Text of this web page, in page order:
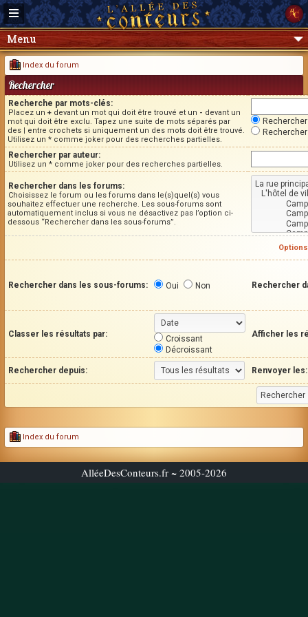
Menu
Index du forum
Rechercher
Recherche par mots-clés:
Placez un + devant un mot qui doit être trouvé et un - devant un
mot qui doit être exclu. Tapez une suite de mots séparés par
des | entre crochets si uniquement un des mots doit être trouvé.
Utilisez un * comme joker pour des recherches partielles.
Rechercher par auteur:
Utilisez un * comme joker pour des recherches partielles.
Rechercher dans les forums:
Choisissez le forum ou les forums dans le(s)quel(s) vous
souhaitez effectuer une recherche. Les sous-forums sont
automatiquement inclus si vous ne désactivez pas l’option ci-
dessous “Rechercher dans les sous-forums”.
Rechercher dans les sous-forums: Oui Non Rechercher
Classer les résultats par:
Croissant
Décroissant
Afficher les
Rechercher depuis: Renvoyer les:
Index du forum
AlléeDesConteurs.fr ~ 2005-2026